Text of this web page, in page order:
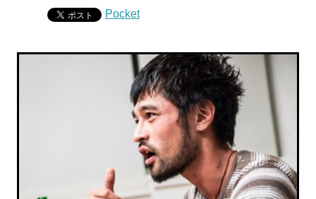
Pocket